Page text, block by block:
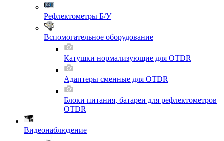
Рефлектометры Б/У
Вспомогательное оборудование
Катушки нормализующие для OTDR
Адаптеры сменные для OTDR
Блоки питания, батареи для рефлектометров
OTDR
Видеонаблюдение